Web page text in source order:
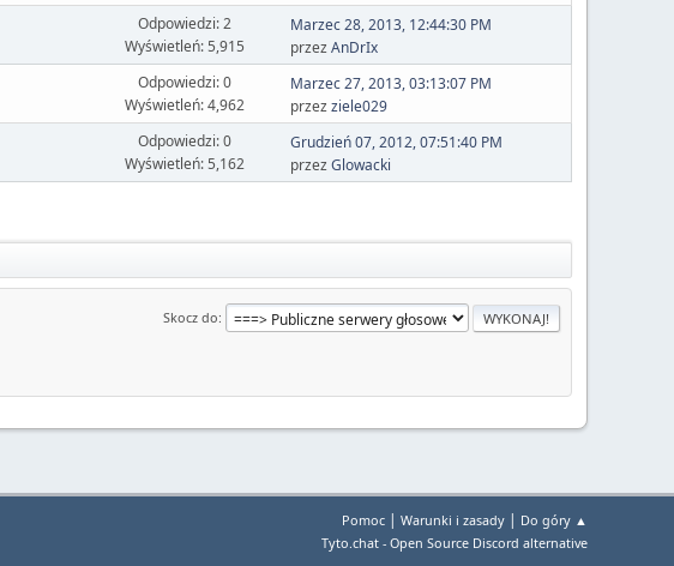
Odpowiedzi: 2
Wyświetleń: 5,915
Marzec 28, 2013, 12:44:30 PM
przezAnDrIx
Odpowiedzi: 0
Wyświetleń: 4,962
Marzec 27, 2013, 03:13:07 PM
przezziele029
Odpowiedzi: 0
Wyświetleń: 5,162
Grudzień 07, 2012, 07:51:40 PM
przezGlowacki
Skocz do
Pomoc | Warunki i zasady | Do góry ▲
Tyto.chat - Open Source Discord alternative